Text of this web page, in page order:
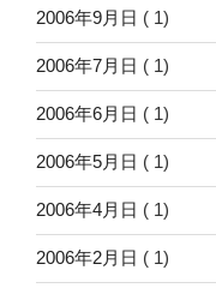
2006年9月日 ( 1)
2006年7月日 ( 1)
2006年6月日 ( 1)
2006年5月日 ( 1)
2006年4月日 ( 1)
2006年2月日 ( 1)